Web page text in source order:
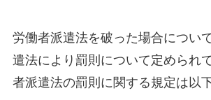
労働者派遣法を破った場合につい
遣法により罰則について定められ
者派遣法の罰則に関する規定は以